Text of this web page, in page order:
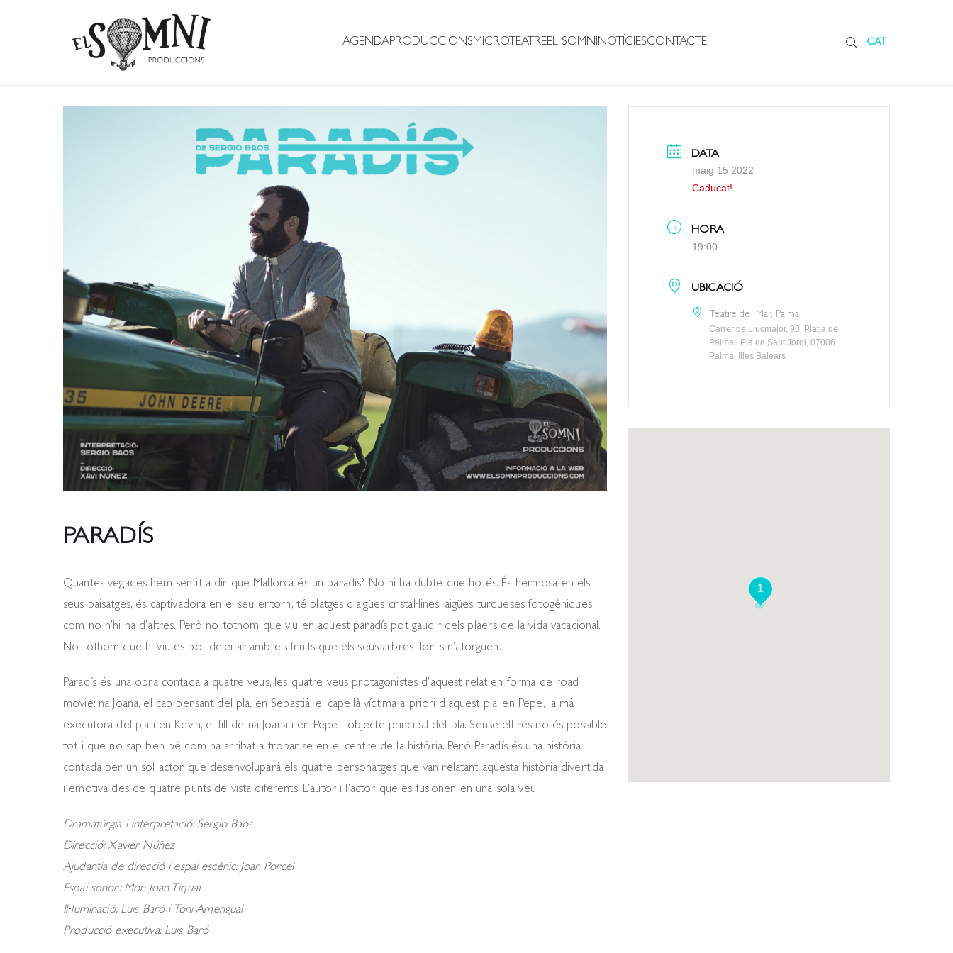
AGENDAPRODUCCIONSMICROTEATREEL SOMNINOTÍCIESCONTACTE CAT
PARADÍS
Quantes vegades hem sentit a dir que Mallorca és un paradís? No hi ha dubte que ho és. És hermosa en els
seus paisatges, és captivadora en el seu entorn, té platges d’aigües cristal·lines, aigües turqueses fotogèniques
com no n’hi ha d’altres. Però no tothom que viu en aquest paradís pot gaudir dels plaers de la vida vacacional.
No tothom que hi viu es pot deleitar amb els fruits que els seus arbres florits n’atorguen.
Paradís és una obra contada a quatre veus, les quatre veus protagonistes d’aquest relat en forma de road
movie: na Joana, el cap pensant del pla, en Sebastià, el capellà víctima a priori d’aquest pla, en Pepe, la mà
executora del pla i en Kevin, el fill de na Joana i en Pepe i objecte principal del pla. Sense ell res no és possible
tot i que no sap ben bé com ha arribat a trobar-se en el centre de la història. Però Paradís és una història
contada per un sol actor que desenvoluparà els quatre personatges que van relatant aquesta història divertida
i emotiva des de quatre punts de vista diferents. L’autor i l’actor que es fusionen en una sola veu.
Dramatúrgia i interpretació: Sergio Baos
Direcció: Xavier Núñez
Ajudantia de direcció i espai escènic: Joan Porcel
Espai sonor: Mon Joan Tiquat
Il·luminació: Luis Baró i Toni Amengual
Producció executiva: Luis Baró
DATA
maig 15 2022
Caducat!
HORA
19:00
UBICACIÓ
Teatre del Mar, Palma
Carrer de Llucmajor, 90, Platja de
Palma i Pla de Sant Jordi, 07006
Palma, Illes Balears
1